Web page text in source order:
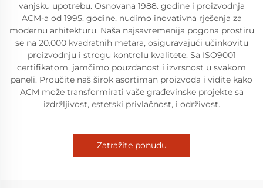
vanjsku upotrebu. Osnovana 1988. godine i proizvodnja
ACM-a od 1995. godine, nudimo inovativna rješenja za
modernu arhitekturu. Naša najsavremenija pogona prostiru
se na 20.000 kvadratnih metara, osiguravajući učinkovitu
proizvodnju i strogu kontrolu kvalitete. Sa ISO9001
certifikatom, jamčimo pouzdanost i izvrsnost u svakom
paneli. Proučite naš širok asortiman proizvoda i vidite kako
ACM može transformirati vaše građevinske projekte sa
izdržljivost, estetski privlačnost, i održivost.
Zatražite ponudu